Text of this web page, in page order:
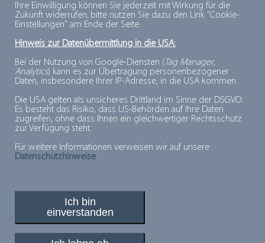
Ihre Einwilligung können Sie jederzeit mit Wirkung für die
Zukunft widerrufen; bitte nutzen Sie dazu den Link "Cookie-
Einstellungen" am Ende der Seite.
Hinweis zur Datenübermittlung in die USA:
Bei der Nutzung von Google-Diensten (Tag Manager,
Analytics) kann es zur Übertragung personenbezogener
Daten, insbesondere Ihrer IP-Adresse, in die USA kommen.
Die USA gelten als unsicheres Drittland im Sinne der DSGVO:
Es besteht das Risiko, dass US-Behörden auf Ihre Daten
zugreifen, ohne dass Ihnen ein gleichwertiger Rechtsschutz
zur Verfügung steht.
Für weitere Informationen verweisen wir auf unsere
Datenschutzhinweise.
Ich bin
einverstanden
kaufen kann, ist lang. Besonders beliebt sind neben
TK-Lachsdiverse weitere Fischfilets, wie etwa
Scholle, Seelachs, Pangasius, Heilbutt oder Seezunge.
Auch andere Meerestiere wie Krabben, Langusten,
Muscheln oder Schrimps und Garnelen gibt es
tiefgekühlt zu kaufen
. Hier gilt ebenfalls: Bei jedem
Tiefkühlprodukt genießen Sie eine hervorragende
Qualität und ein sicheres Lebensmittel mit
PLUSPUNKTE FÜR MINUSGRADE
© 2026, Deutsches Tiefkühlinstitut e.V.